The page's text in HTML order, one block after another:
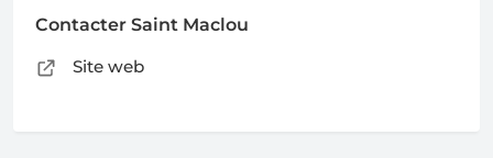
Contacter Saint Maclou
Site web